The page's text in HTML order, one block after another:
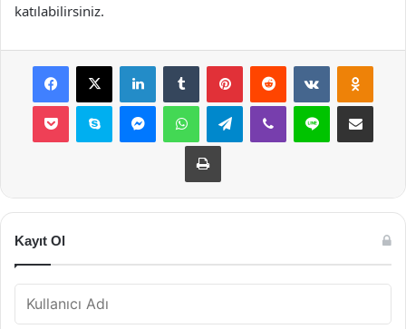
katılabilirsiniz.
Facebook
X LinkedInTumblr PinterestReddit VKontakte
Pocket Skype MessengerWhatsAppTelegramViber Line E-Posta ile
Yazdır
Kayıt Ol